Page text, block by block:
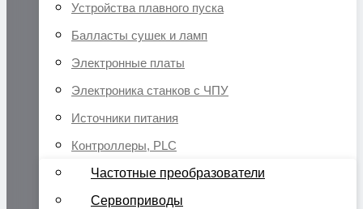
Устройства плавного пуска
Балласты сушек и ламп
Электронные платы
Электроника станков с ЧПУ
Источники питания
Контроллеры, PLC
Частотные преобразователи
Сервоприводы